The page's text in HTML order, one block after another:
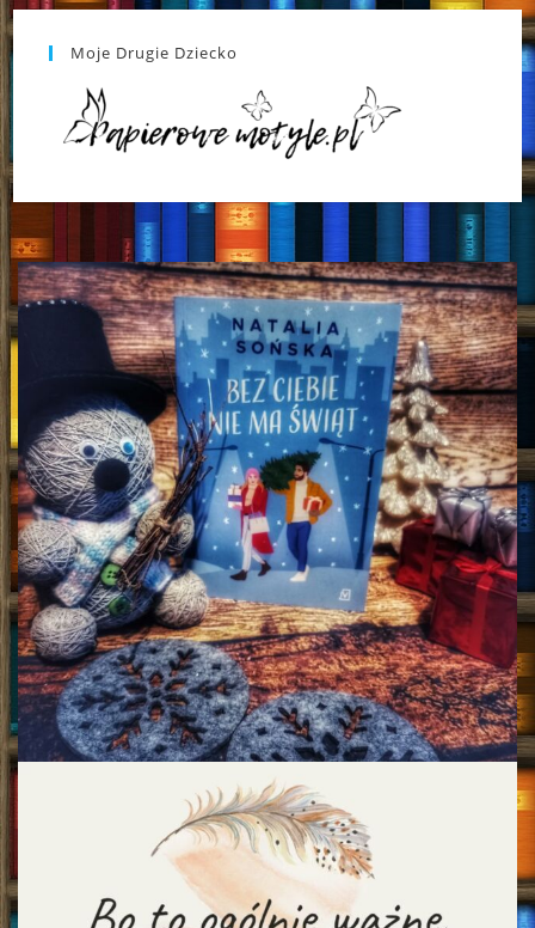
Moje Drugie Dziecko